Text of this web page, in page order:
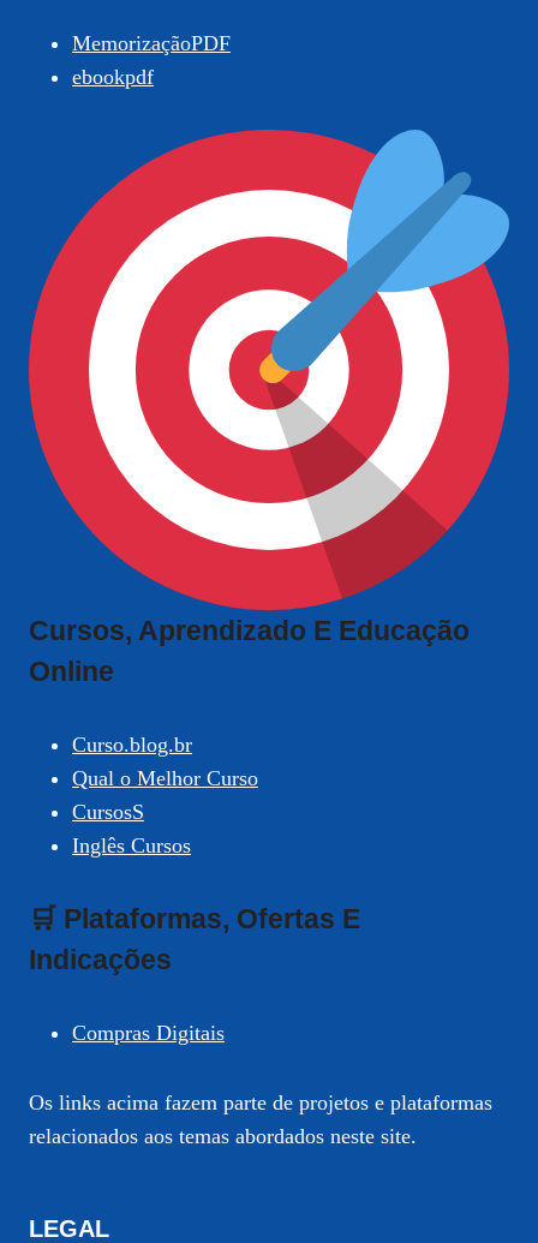
MemorizaçãoPDF
ebookpdf
Cursos, Aprendizado E Educação
Online
Curso.blog.br
Qual o Melhor Curso
CursosS
Inglês Cursos
🛒 Plataformas, Ofertas E
Indicações
Compras Digitais
Os links acima fazem parte de projetos e plataformas
relacionados aos temas abordados neste site.
LEGAL